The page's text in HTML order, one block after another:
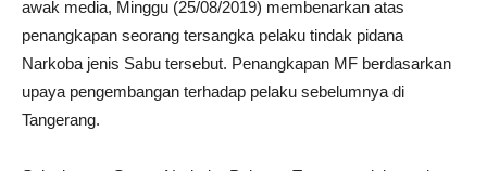
awak media, Minggu (25/08/2019) membenarkan atas
penangkapan seorang tersangka pelaku tindak pidana
Narkoba jenis Sabu tersebut. Penangkapan MF berdasarkan
upaya pengembangan terhadap pelaku sebelumnya di
Tangerang.